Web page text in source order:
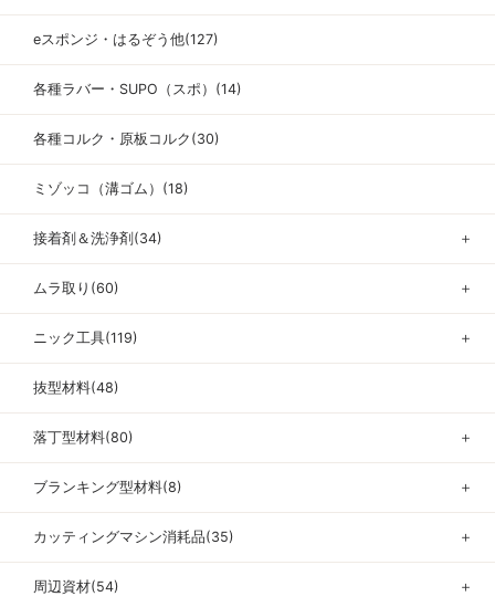
eスポンジ・はるぞう他(127)
各種ラバー・SUPO（スポ）(14)
各種コルク・原板コルク(30)
ミゾッコ（溝ゴム）(18)
接着剤＆洗浄剤(34) ＋
ムラ取り(60) ＋
ニック工具(119) ＋
抜型材料(48)
落丁型材料(80) ＋
ブランキング型材料(8) ＋
カッティングマシン消耗品(35) ＋
周辺資材(54) ＋